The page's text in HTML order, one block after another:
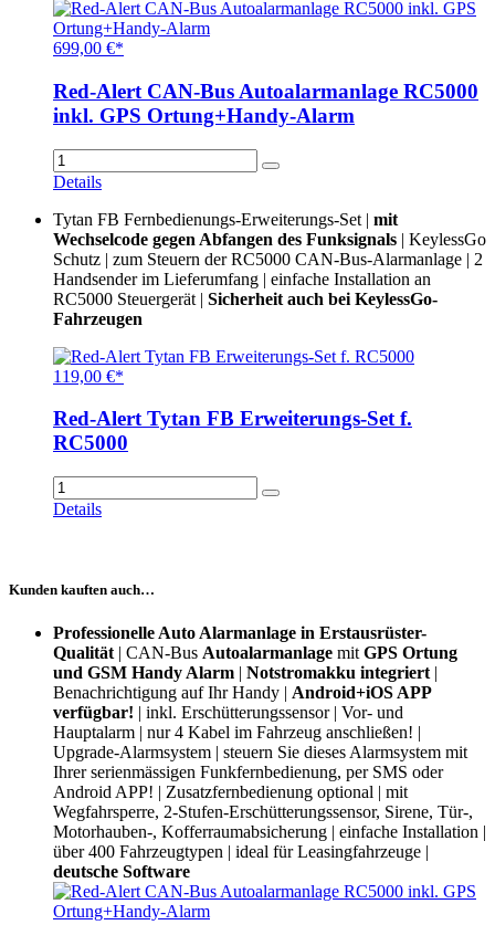
699,00 €*
Red-Alert CAN-Bus Autoalarmanlage RC5000
inkl. GPS Ortung+Handy-Alarm
Details
Tytan FB Fernbedienungs-Erweiterungs-Set | mit
Wechselcode gegen Abfangen des Funksignals | KeylessGo
Schutz | zum Steuern der RC5000 CAN-Bus-Alarmanlage | 2
Handsender im Lieferumfang | einfache Installation an
RC5000 Steuergerät | Sicherheit auch bei KeylessGo-
Fahrzeugen
119,00 €*
Red-Alert Tytan FB Erweiterungs-Set f.
RC5000
Details
Kunden kauften auch…
Professionelle Auto Alarmanlage in Erstausrüster-
Qualität CAN-Bus Autoalarmanlage mitGPS Ortung
und GSM Handy Alarm
Notstromakku integriert|
Benachrichtigung auf Ihr Handy | Android+iOS APP
verfügbar! | inkl. Erschütterungssensor | Vor- und
Hauptalarm | nur 4 Kabel im Fahrzeug anschließen! |
Upgrade-Alarmsystem | steuern Sie dieses Alarmsystem mit
Ihrer serienmässigen Funkfernbedienung, per SMS oder
Android APP! | Zusatzfernbedienung optional | mit
Wegfahrsperre, 2-Stufen-Erschütterungssensor, Sirene, Tür-,
Motorhauben-, Kofferraumabsicherung | einfache Installation |
über 400 Fahrzeugtypen | ideal für Leasingfahrzeuge |
deutsche Software